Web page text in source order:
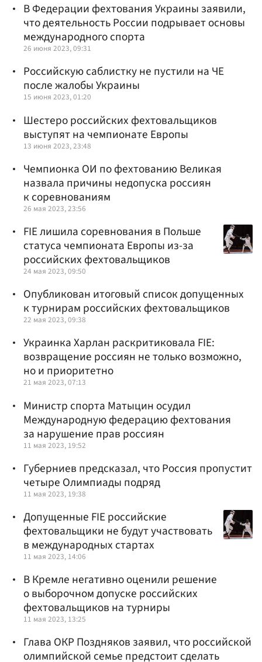
В Федерации фехтования Украины заявили,
что деятельность России подрывает основы
международного спорта
26 июня 2023, 09:31
Российскую саблистку не пустили на ЧЕ
после жалобы Украины
15 июня 2023, 01:20
Шестеро российских фехтовальщиков
выступят на чемпионате Европы
13 июня 2023, 23:48
Чемпионка ОИ по фехтованию Великая
назвала причины недопуска россиян
к соревнованиям
26 мая 2023, 23:56
FIE лишила соревнования в Польше
статуса чемпионата Европы из-за
российских фехтовальщиков
24 мая 2023, 09:50
Опубликован итоговый список допущенных
к турнирам российских фехтовальщиков
22 мая 2023, 09:38
Украинка Харлан раскритиковала FIE:
возвращение россиян не только возможно,
но и приоритетно
21 мая 2023, 07:13
Министр спорта Матыцин осудил
Международную федерацию фехтования
за нарушение прав россиян
11 мая 2023, 19:52
Губерниев предсказал, что Россия пропустит
четыре Олимпиады подряд
11 мая 2023, 19:38
Допущенные FIE российские
фехтовальщики не будут участвовать
в международных стартах
11 мая 2023, 14:06
В Кремле негативно оценили решение
о выборочном допуске российских
фехтовальщиков на турниры
11 мая 2023, 13:25
Глава ОКР Поздняков заявил, что российской
олимпийской семье предстоит сделать